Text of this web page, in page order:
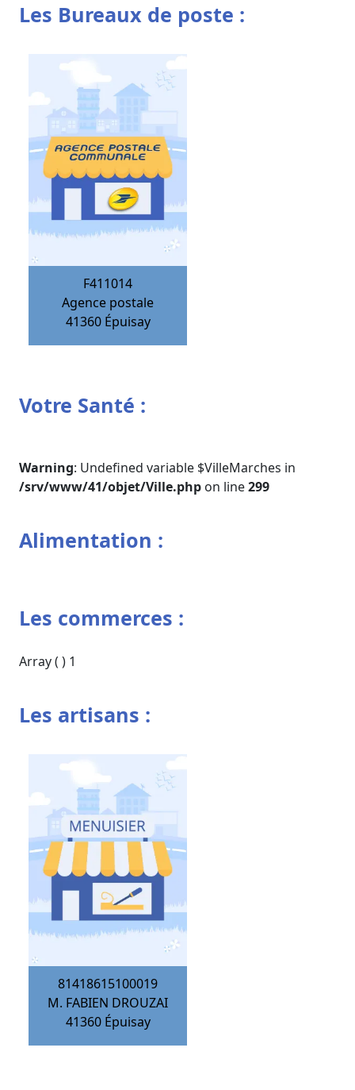
Les Bureaux de poste :
F411014
Agence postale
41360 Épuisay
Votre Santé :
Warning: Undefined variable $VilleMarches in
/srv/www/41/objet/Ville.php on line299
Alimentation :
Les commerces :
Array ( ) 1
Les artisans :
81418615100019
M. FABIEN DROUZAI
41360 Épuisay